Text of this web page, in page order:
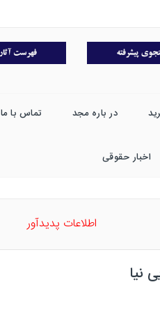
در باره مجد تماس با ما
اخبار حقوقی
اطلاعات پدیدآور
نیا